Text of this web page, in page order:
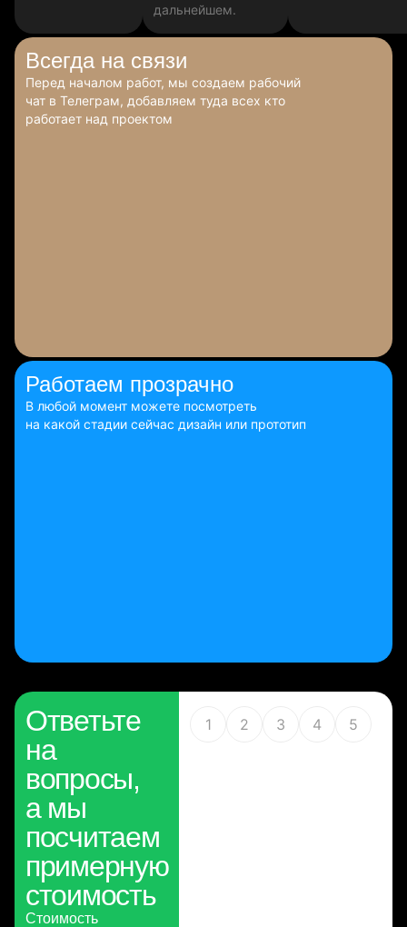
дальнейшем.
Всегда на связи
Перед началом работ, мы создаем рабочий
чат в Телеграм, добавляем туда всех кто
работает над проектом
Работаем прозрачно
В любой момент можете посмотреть
на какой стадии сейчас дизайн или прототип
Ответьте
на
вопросы,
а мы
посчитаем
примерную
стоимость
Стоимость
1 2 3 4 5